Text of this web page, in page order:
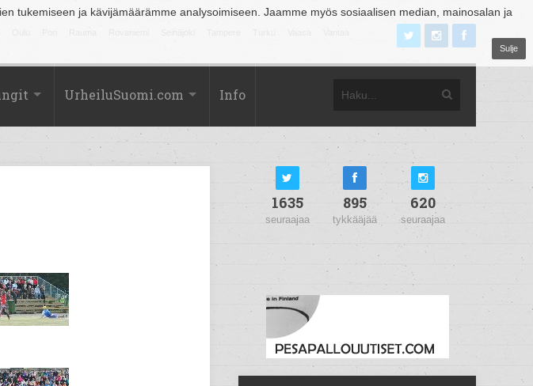
tukemiseen ja kävijämäärämme analysoimiseen. Jaamme myös sosiaalisen median, mainosalan ja
Sulje
UrheiluSuomi.com Info
1635
seuraajaa
895
tykkääjää
620
seuraajaa